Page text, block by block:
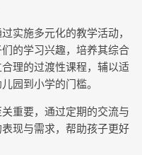
实施多元化的教学活动，
的学习兴趣，培养其综合
理的过渡性课程，辅以适
园到小学的门槛。
重要，通过定期的交流与
现与需求，帮助孩子更好